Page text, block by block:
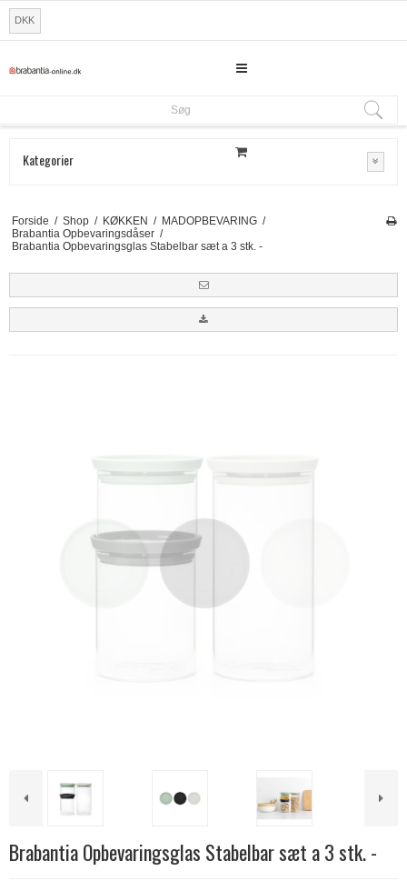
DKK
Søg
Kategorier
Forside / Shop / KØKKEN / MADOPBEVARING /
Brabantia Opbevaringsdåser /
Brabantia Opbevaringsglas Stabelbar sæt a 3 stk. -
Brabantia Opbevaringsglas Stabelbar sæt a 3 stk. -